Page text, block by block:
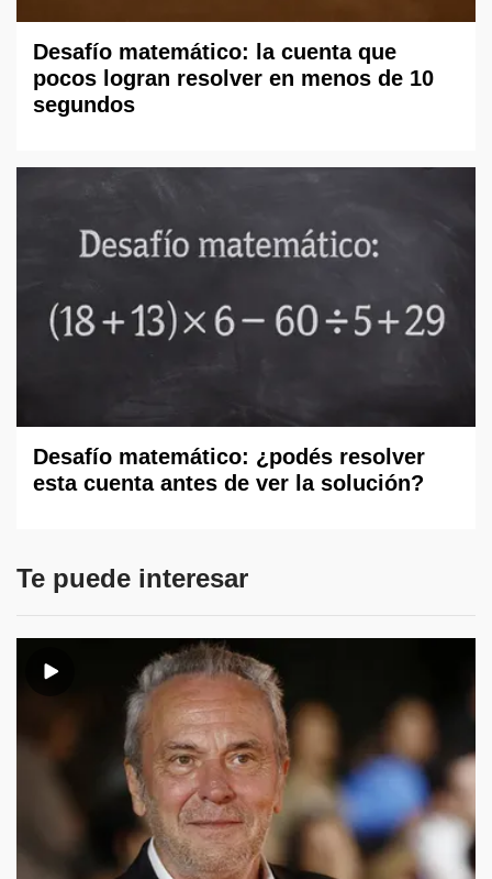
Desafío matemático: la cuenta que
pocos logran resolver en menos de 10
segundos
Desafío matemático: ¿podés resolver
esta cuenta antes de ver la solución?
Te puede interesar